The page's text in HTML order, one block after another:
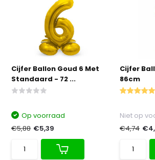
Cijfer Ballon Goud 6 Met
Standaard - 72 ...
Op voorraad
€5,88 €5,39
Cijfer
86cm
Niet op
€4,74